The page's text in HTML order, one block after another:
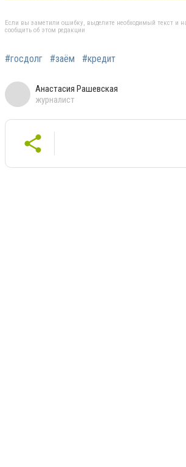
Если вы заметили ошибку, выделите необходимый текст и
сообщить об этом редакции
#госдолг #заём #кредит
Анастасия Рашевская
журналист